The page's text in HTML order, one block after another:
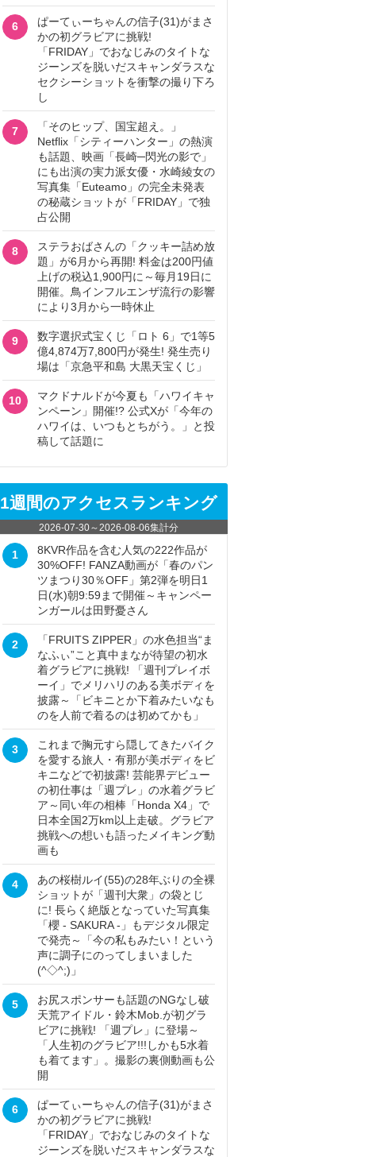
6
ぱーてぃーちゃんの信子(31)がまさ
かの初グラビアに挑戦!
「FRIDAY」でおなじみのタイトな
ジーンズを脱いだスキャンダラスな
セクシーショットを衝撃の撮り下ろ
し
7
「そのヒップ、国宝超え。」
Netflix「シティーハンター」の熱演
も話題、映画「長崎─閃光の影で」
にも出演の実力派女優・水崎綾女の
写真集「Euteamo」の完全未発表
の秘蔵ショットが「FRIDAY」で独
占公開
8
ステラおばさんの「クッキー詰め放
題」が6月から再開! 料金は200円値
上げの税込1,900円に～毎月19日に
開催。鳥インフルエンザ流行の影響
により3月から一時休止
9
数字選択式宝くじ「ロト 6」で1等5
億4,874万7,800円が発生! 発生売り
場は「京急平和島 大黒天宝くじ」
10
マクドナルドが今夏も「ハワイキャ
ンペーン」開催!? 公式Xが「今年の
ハワイは、いつもとちがう。」と投
稿して話題に
1週間のアクセスランキング
2026-07-30～2026-08-06集計分
1
8KVR作品を含む人気の222作品が
30%OFF! FANZA動画が「春のパン
ツまつり30％OFF」第2弾を明日1
日(水)朝9:59まで開催～キャンペー
ンガールは田野憂さん
2
「FRUITS ZIPPER」の水色担当“ま
なふぃ”こと真中まなが待望の初水
着グラビアに挑戦! 「週刊プレイボ
ーイ」でメリハリのある美ボディを
披露～「ビキニとか下着みたいなも
のを人前で着るのは初めてかも」
3
これまで胸元すら隠してきたバイク
を愛する旅人・有那が美ボディをビ
キニなどで初披露! 芸能界デビュー
の初仕事は「週プレ」の水着グラビ
ア～同い年の相棒「Honda X4」で
日本全国2万km以上走破。グラビア
挑戦への想いも語ったメイキング動
画も
4
あの桜樹ルイ(55)の28年ぶりの全裸
ショットが「週刊大衆」の袋とじ
に! 長らく絶版となっていた写真集
「櫻 - SAKURA -」もデジタル限定
で発売～「今の私もみたい！という
声に調子にのってしまいました
(^◇^;)」
5
お尻スポンサーも話題のNGなし破
天荒アイドル・鈴木Mob.が初グラ
ビアに挑戦! 「週プレ」に登場～
「人生初のグラビア!!!しかも5水着
も着てます」。撮影の裏側動画も公
開
6
ぱーてぃーちゃんの信子(31)がまさ
かの初グラビアに挑戦!
「FRIDAY」でおなじみのタイトな
ジーンズを脱いだスキャンダラスな